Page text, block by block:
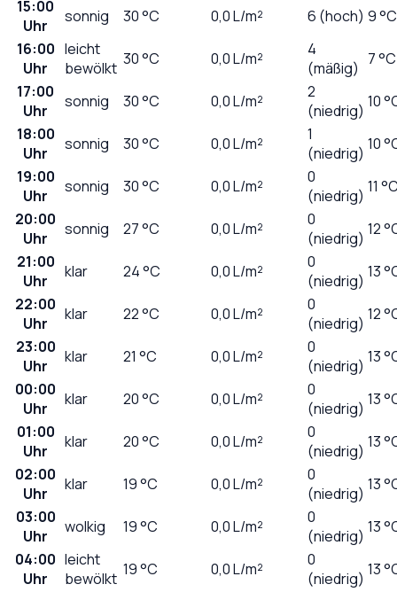
15:00
Uhr
sonnig 30°C 0,0L/m² 6 (hoch) 9 °C
16:00
Uhr
leicht
bewölkt 30°C 0,0L/m²
4
(mäßig) 7 °C
17:00
Uhr
sonnig 30°C 0,0L/m²
2
(niedrig) 10
18:00
Uhr
sonnig 30°C 0,0L/m²
1
(niedrig) 10
19:00
Uhr
sonnig 30°C 0,0L/m²
0
(niedrig) 11
20:00
Uhr
sonnig 27°C 0,0L/m²
0
(niedrig) 12
21:00
Uhr
klar 24°C 0,0L/m²
0
(niedrig) 13
22:00
Uhr
klar 22°C 0,0L/m²
0
(niedrig) 12
23:00
Uhr
klar 21 °C 0,0L/m²
0
(niedrig) 13
00:00
Uhr
klar 20°C 0,0L/m²
0
(niedrig) 13
01:00
Uhr
klar 20°C 0,0L/m²
0
(niedrig) 13
02:00
Uhr
klar 19°C 0,0L/m²
0
(niedrig) 13
03:00
Uhr
wolkig 19°C 0,0L/m²
0
(niedrig) 13
04:00
Uhr
leicht
bewölkt 19°C 0,0L/m²
0
(niedrig) 13